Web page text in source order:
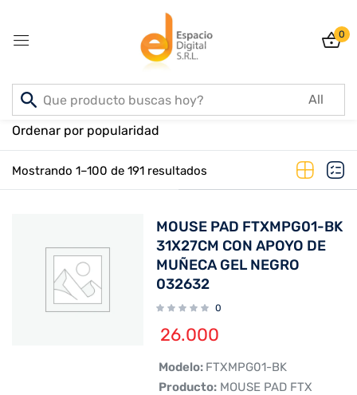
0
Inicio PRODUCTOS
Mostrando 1–100 de 191 resultados
Ordenar por popularidad
MOUSE PAD FTXMPG01-BK
31X27CM CON APOYO DE
MUÑECA GEL NEGRO
032632
0
26.000
 Modelo: FTXMPG01-BK
 Producto:MOUSE PAD FTX
Sign in
Remember me
Log In
Create an account